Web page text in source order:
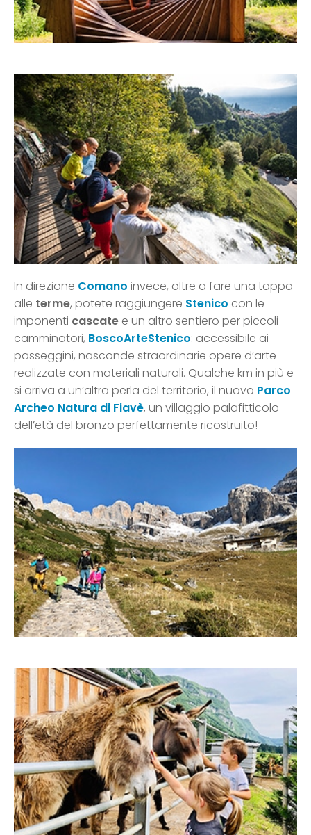
In direzione Comano invece, oltre a fare una tappa
alle terme, potete raggiungere Stenico con le
imponenti cascate e un altro sentiero per piccoli
camminatori, BoscoArteStenico: accessibile ai
passeggini, nasconde straordinarie opere d’arte
realizzate con materiali naturali. Qualche km in più e
si arriva a un’altra perla del territorio, il nuovo Parco
Archeo Natura di Fiavè, un villaggio palafitticolo
dell’età del bronzo perfettamente ricostruito!